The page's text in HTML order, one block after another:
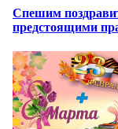
Спешим
предстоящими